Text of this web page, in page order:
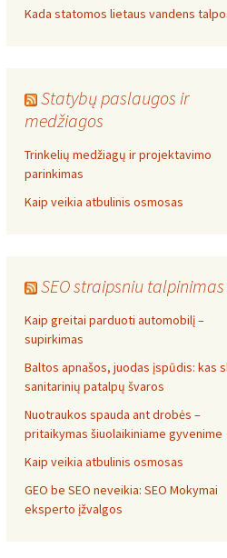
Kada statomos lietaus vandens
Statybų paslaugos ir
medžiagos
Trinkelių medžiagų ir projektavimo
parinkimas
Kaip veikia atbulinis osmosas
SEO straipsniu talpinimas
Kaip greitai parduoti automobilį –
supirkimas
Baltos apnašos, juodas įspūdis: kas
sanitarinių patalpų švaros
Nuotraukos spauda ant drobės –
pritaikymas šiuolaikiniame gyvenime
Kaip veikia atbulinis osmosas
GEO be SEO neveikia: SEO Mokymai
eksperto įžvalgos